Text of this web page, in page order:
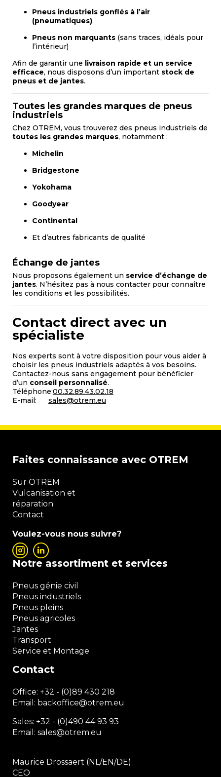
Pneus industriels gonflés à l’air
(pneumatiques)
Pneus non marquants (sans traces, idéals pour
l’intérieur)
Afin de garantir une livraison rapide et un service
efficace, nous disposons d’un important stock de
pneus et de jantes.
Toutes les grandes marques de pneus
industriels
Chez OTREM, vous trouverez des pneus industriels de
toutes les grandes marques, notamment :
Michelin
Bridgestone
Yokohama
Goodyear
Continental
Et d’autres fabricants de qualité
Échange de jantes
Nous proposons également un service d’échange de
jantes. N’hésitez pas à nous contacter pour connaître
les conditions et les possibilités.
Contact direct avec un
spécialiste
Nos experts sont à votre disposition pour vous aider à
choisir les pneus industriels adaptés à vos besoins.
Contactez-nous sans engagement pour bénéficier
d’un conseil personnalisé.
Téléphone:00.32.89.43.02.18
E-mail: sales@otrem.eu
Contact
Office: +32 - (0)89 430 218
Email: backoffice@otrem.eu
Sales: +32 - (0)490 44 93 93
Email: sales@otrem.eu
Maurice Drossaert (NL/EN/DE)
CEO
Notre assortiment et services
Pneus génie civil
Pneus industriels
Pneus pleins
Pneus agricoles
Jantes
Transport
Service et Montage
Faites connaissance avec OTREM
Sur OTREM
Vulcanisation et
réparation
Contact
Voulez-vous nous suivre?